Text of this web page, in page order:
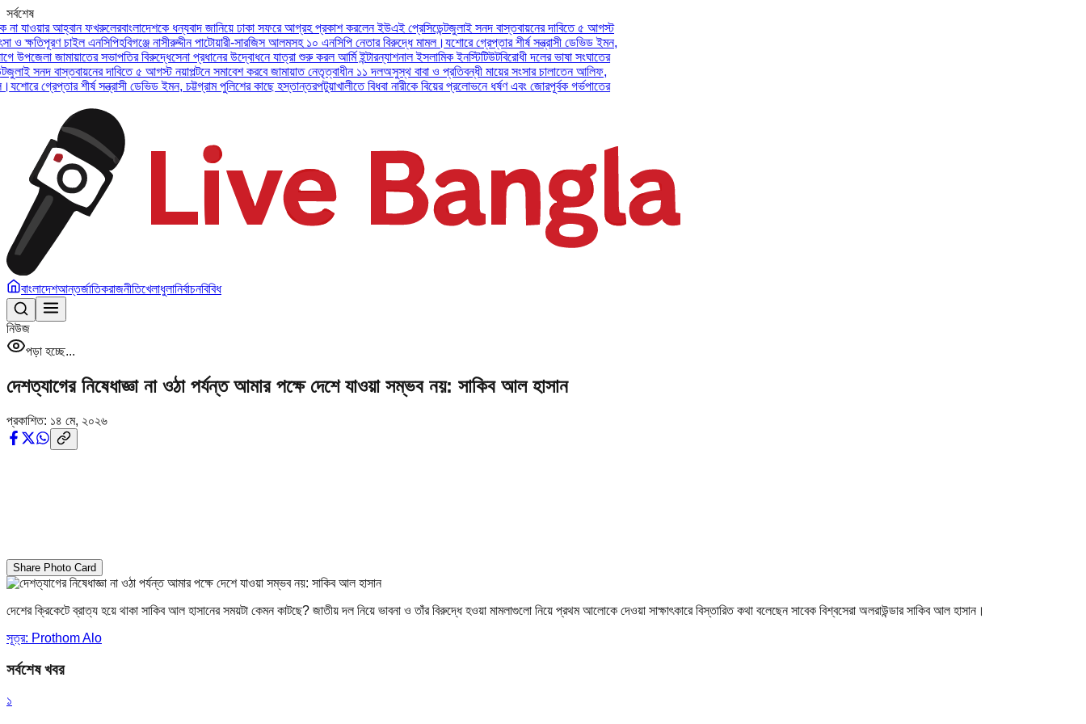
সর্বশেষ
আহ্বান ফখরুলেরবাংলাদেশকে ধন্যবাদ জানিয়ে ঢাকা সফরে আগ্রহ প্রকাশ করলেন ইউএই প্রেসিডেন্টজুলাই সনদ বাস্তবায়নের দাবিতে ৫ আগস্ট
চাইল এনসিপিহবিগঞ্জে নাসীরুদ্দীন পাটোয়ারী-সারজিস আলমসহ ১০ এনসিপি নেতার বিরুদ্ধে মামল।যশোরে গ্রেপ্তার শীর্ষ সন্ত্রাসী ডেভিড ইমন,
জামায়াতের সভাপতির বিরুদ্ধেসেনা প্রধানের উদ্বোধনে যাত্রা শুরু করল আর্মি ইন্টারন্যাশনাল ইসলামিক ইনস্টিটিউটবিরোধী দলের ভাষা সংঘাতের
বাস্তবায়নের দাবিতে ৫ আগস্ট নয়াপল্টনে সমাবেশ করবে জামায়াত নেতৃত্বাধীন ১১ দলঅসুস্থ বাবা ও প্রতিবন্ধী মায়ের সংসার চালাতেন আলিফ,
গ্রেপ্তার শীর্ষ সন্ত্রাসী ডেভিড ইমন, চট্টগ্রাম পুলিশের কাছে হস্তান্তরপটুয়াখালীতে বিধবা নারীকে বিয়ের প্রলোভনে ধর্ষণ এবং জোরপূর্বক গর্ভপাতের
বাংলাদেশআন্তর্জাতিকরাজনীতিখেলাধুলানির্বাচনবিবিধ
নিউজ
পড়া হচ্ছে...
দেশত্যাগের নিষেধাজ্ঞা না ওঠা পর্যন্ত আমার পক্ষে দেশে যাওয়া সম্ভব নয়: সাকিব আল হাসান
প্রকাশিত: ১৪ মে, ২০২৬
Share Photo Card
দেশের ক্রিকেটে ব্রাত্য হয়ে থাকা সাকিব আল হাসানের সময়টা কেমন কাটছে? জাতীয় দল নিয়ে ভাবনা ও তাঁর বিরুদ্ধে হওয়া মামলাগুলো নিয়ে প্রথম আলোকে দেওয়া সাক্ষাৎকারে বিস্তারিত কথা বলেছেন সাবেক বিশ্বসেরা অলরাউন্ডার সাকিব আল হাসান।
সূত্র: Prothom Alo
সর্বশেষ খবর
১